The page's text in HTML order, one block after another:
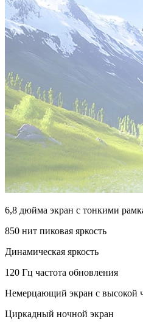
6,8 дюйма экран с тонкими
850 нит пиковая яркость
Динамическая яркость
120 Гц частота обновления
Немерцающий экран с
Циркадный ночной экран